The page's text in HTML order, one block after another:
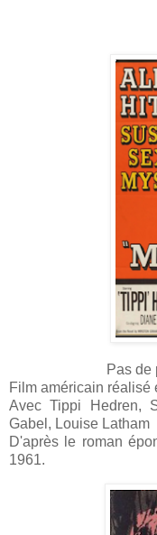
Pas de
Film américain réalisé
Avec Tippi Hedren,
Gabel, Louise Latham
D'après le roman
1961.